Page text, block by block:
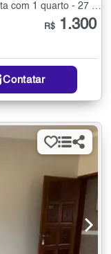
Apartamento para Alugar na Vila Maria Alta com 1 quarto - 27 m²
R$ 1.300
Contatar